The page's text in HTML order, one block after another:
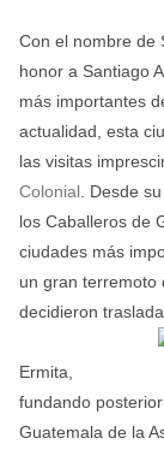
Con el nombre de
honor a Santiago
más importantes
actualidad, esta
las visitas
Colonial . Desde
los Caballeros de
ciudades más
un gran terremoto
decidieron
Ermita,
fundando
Guatemala de la